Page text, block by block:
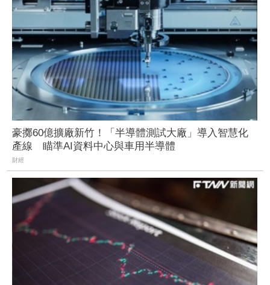
豪擲60億擴廠新竹！「半導體測試大廠」導入智慧化
產線 瞄準AI資料中心與車用半導體
財經